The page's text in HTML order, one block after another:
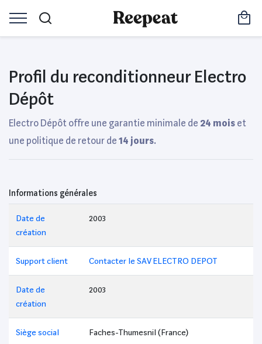
Profil du reconditionneur Electro
Dépôt
Electro Dépôt offre une garantie minimale de 24 mois et
une politique de retour de 14 jours.
Informations générales
Date de
création
2003
Support client Contacter le SAV ELECTRO DEPOT
Date de
création
2003
Siège social Faches-Thumesnil (France)